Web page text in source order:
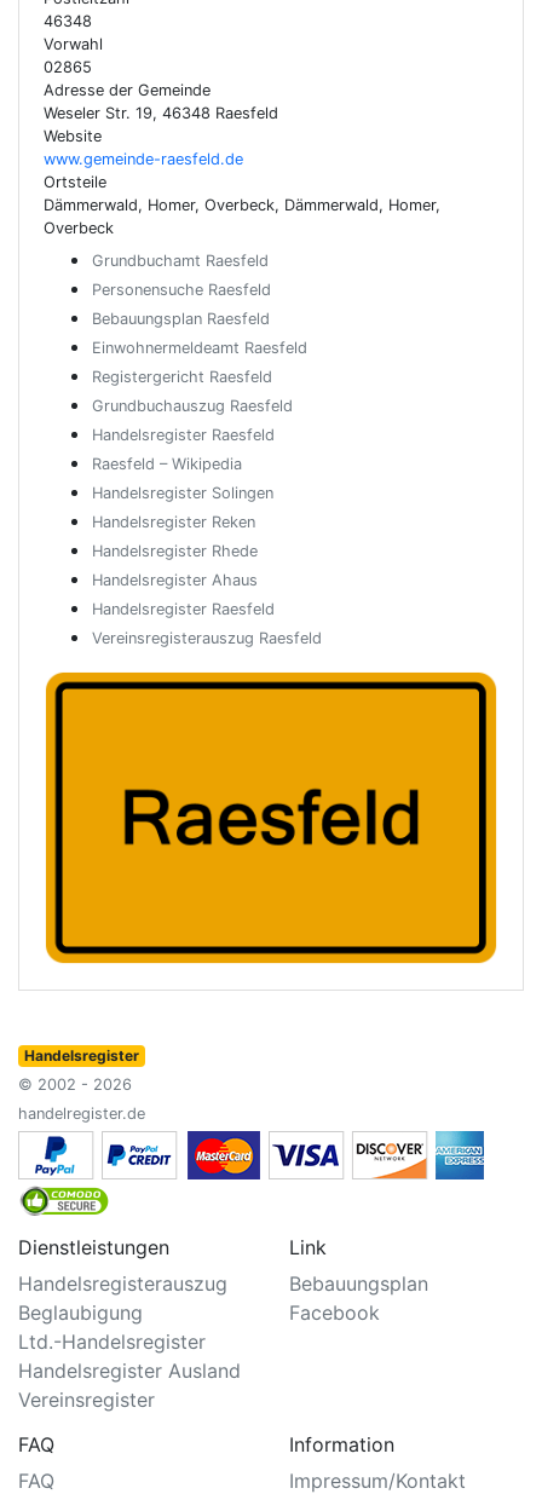
46348
Vorwahl
02865
Adresse der Gemeinde
Weseler Str. 19, 46348 Raesfeld
Website
www.gemeinde-raesfeld.de
Ortsteile
Dämmerwald, Homer, Overbeck, Dämmerwald, Homer,
Overbeck
Grundbuchamt Raesfeld
Personensuche Raesfeld
Bebauungsplan Raesfeld
Einwohnermeldeamt Raesfeld
Registergericht Raesfeld
Grundbuchauszug Raesfeld
Handelsregister Raesfeld
Raesfeld – Wikipedia
Handelsregister Solingen
Handelsregister Reken
Handelsregister Rhede
Handelsregister Ahaus
Handelsregister Raesfeld
Vereinsregisterauszug Raesfeld
Handelsregister
© 2002 - 2026
handelregister.de
Dienstleistungen
Handelsregisterauszug
Beglaubigung
Ltd.-Handelsregister
Handelsregister Ausland
Vereinsregister
Link
Bebauungsplan
Facebook
FAQ
FAQ
Information
Impressum/Kontakt